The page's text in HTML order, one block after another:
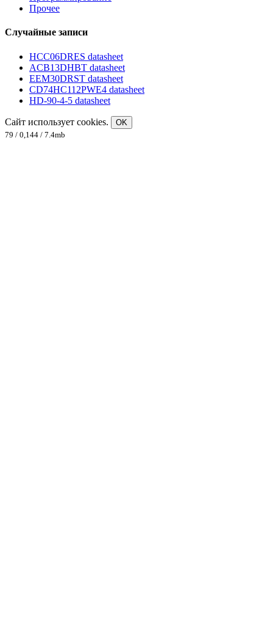
Прочее
Случайные записи
HCC06DRES datasheet
ACB13DHBT datasheet
EEM30DRST datasheet
CD74HC112PWE4 datasheet
HD-90-4-5 datasheet
Сайт использует cookies.
OK
79 / 0,144 / 7.4mb